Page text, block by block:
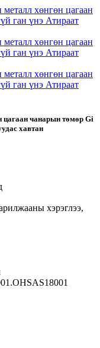
цагаан чанарын төмөр Gi
хавтан
хэрэглээ,